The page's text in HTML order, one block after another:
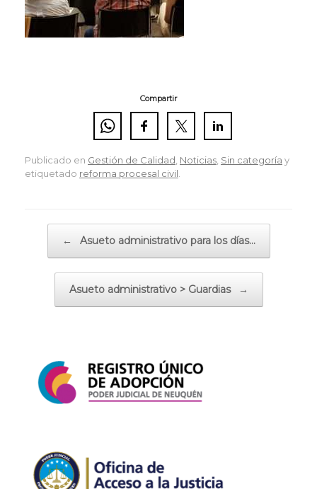
Compartir
Publicado en Gestión de Calidad, Noticias, Sin categoría y
etiquetado reforma procesal civil.
← Asueto administrativo para los días…
Asueto administrativo > Guardias →